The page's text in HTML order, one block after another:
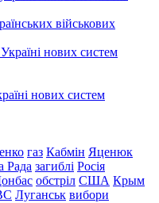
військових
нових систем
газ Кабмін Яценюк
Рада загиблі Росія
обстріл США Крым
Луганськ вибори